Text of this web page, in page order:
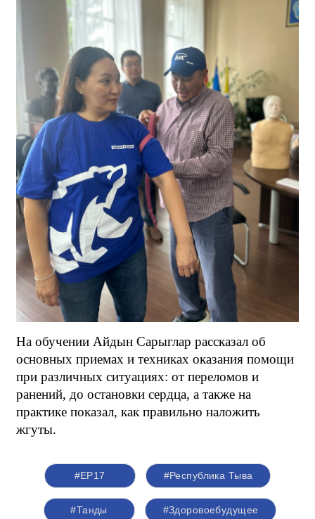
На обучении Айдын Сарыглар рассказал об
основных приемах и техниках оказания помощи
при различных ситуациях: от переломов и
ранений, до остановки сердца, а также на
практике показал, как правильно наложить
жгуты.
#ЕР17 #Республика Тыва
#Танды #Здоровоебудущее